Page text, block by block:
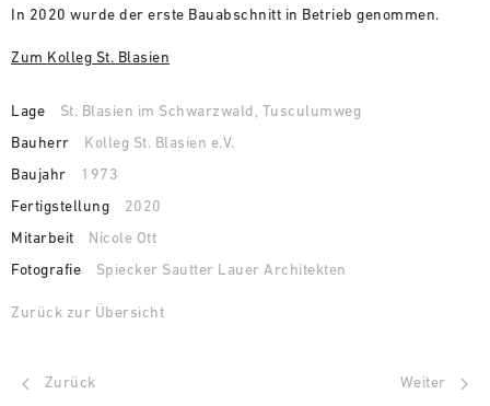
In 2020 wurde der erste Bauabschnitt in Betrieb genommen.
Zum Kolleg St. Blasien
Lage
St. Blasien im Schwarzwald, Tusculumweg
Bauherr
Kolleg St. Blasien e.V.
Baujahr
1973
Fertigstellung
2020
Mitarbeit
Nicole Ott
Fotografie
Spiecker Sautter Lauer Architekten
Zurück zur Übersicht
Zurück Weiter